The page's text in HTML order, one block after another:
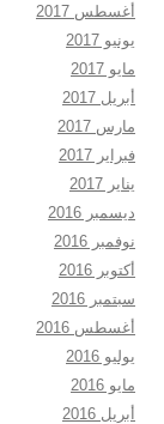
أغسطس 2017
يونيو 2017
مايو 2017
أبريل 2017
مارس 2017
فبراير 2017
يناير 2017
ديسمبر 2016
نوفمبر 2016
أكتوبر 2016
سبتمبر 2016
أغسطس 2016
يوليو 2016
مايو 2016
أبريل 2016